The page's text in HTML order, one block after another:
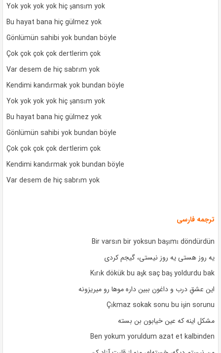
Yok yok yok yok hiç şansım yok
Bu hayat bana hiç gülmez yok
Gönlümün sahibi yok bundan böyle
Çok çok çok çok dertlerim çok
Var desem de hiç sabrım yok
Kendimi kandırmak yok bundan böyle
Yok yok yok yok hiç şansım yok
Bu hayat bana hiç gülmez yok
Gönlümün sahibi yok bundan böyle
Çok çok çok çok dertlerim çok
Kendimi kandırmak yok bundan böyle
Var desem de hiç sabrım yok
ترجمه فارسی
Bir varsın bir yoksun başımı döndürdün
یه روز هستی یه روز نیستی، گیجم کردی
Kırık dökük bu aşk saç baş yoldurdu bak
این عشقِ درب و داغون ببین داره موها رو میریزونه
Çıkmaz sokak sonu bu işin sorunu
مشکل اینه که عین خیابون بن بسته
Ben yokum yoruldum azat et kalbinden